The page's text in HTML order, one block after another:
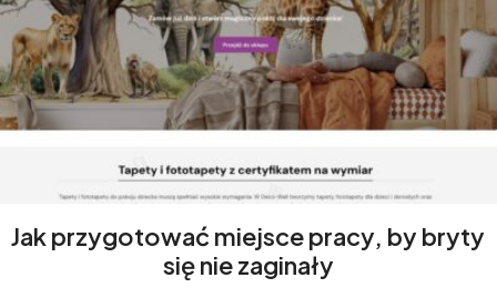
Jak przygotować miejsce pracy, by bryty
się nie zaginały